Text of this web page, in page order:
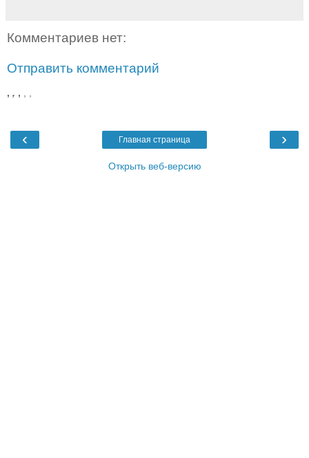
Комментариев нет:
Отправить комментарий
, , , , ,
‹ ›
Главная страница
Открыть веб-версию